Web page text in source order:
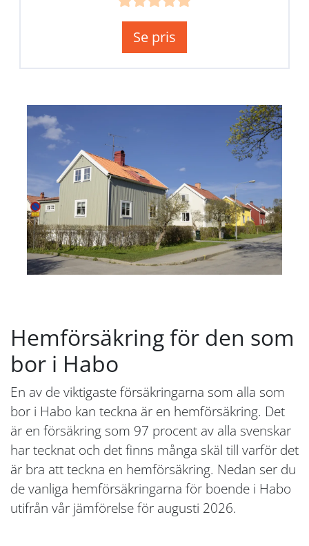
Se pris
Hemförsäkring för den som
bor i Habo
En av de viktigaste försäkringarna som alla som
bor i Habo kan teckna är en hemförsäkring. Det
är en försäkring som 97 procent av alla svenskar
har tecknat och det finns många skäl till varför det
är bra att teckna en hemförsäkring. Nedan ser du
de vanliga hemförsäkringarna för boende i Habo
utifrån vår jämförelse för augusti 2026.